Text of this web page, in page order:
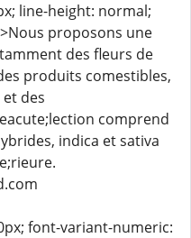
line-height: normal;
proposons une
des fleurs de
produits comestibles,
des
comprend
indica et sativa
font-variant-numeric: